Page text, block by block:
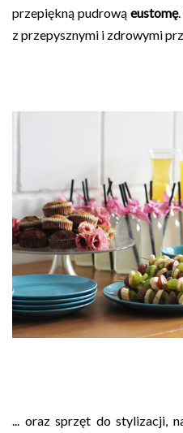
przepiękną pudrowąeustomę.
z przepysznymi i zdrowymi
... oraz sprzęt do stylizacji,